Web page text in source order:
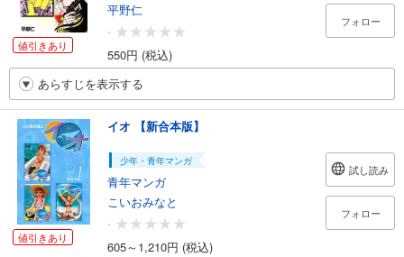
値引きあり
平野仁
-
550円 (税込)
フォロー
あらすじを表示する
値引きあり
イオ 【新合本版】
少年・青年マンガ
青年マンガ
こいおみなと
-
605～1,210円 (税込)
試し読み
フォロー